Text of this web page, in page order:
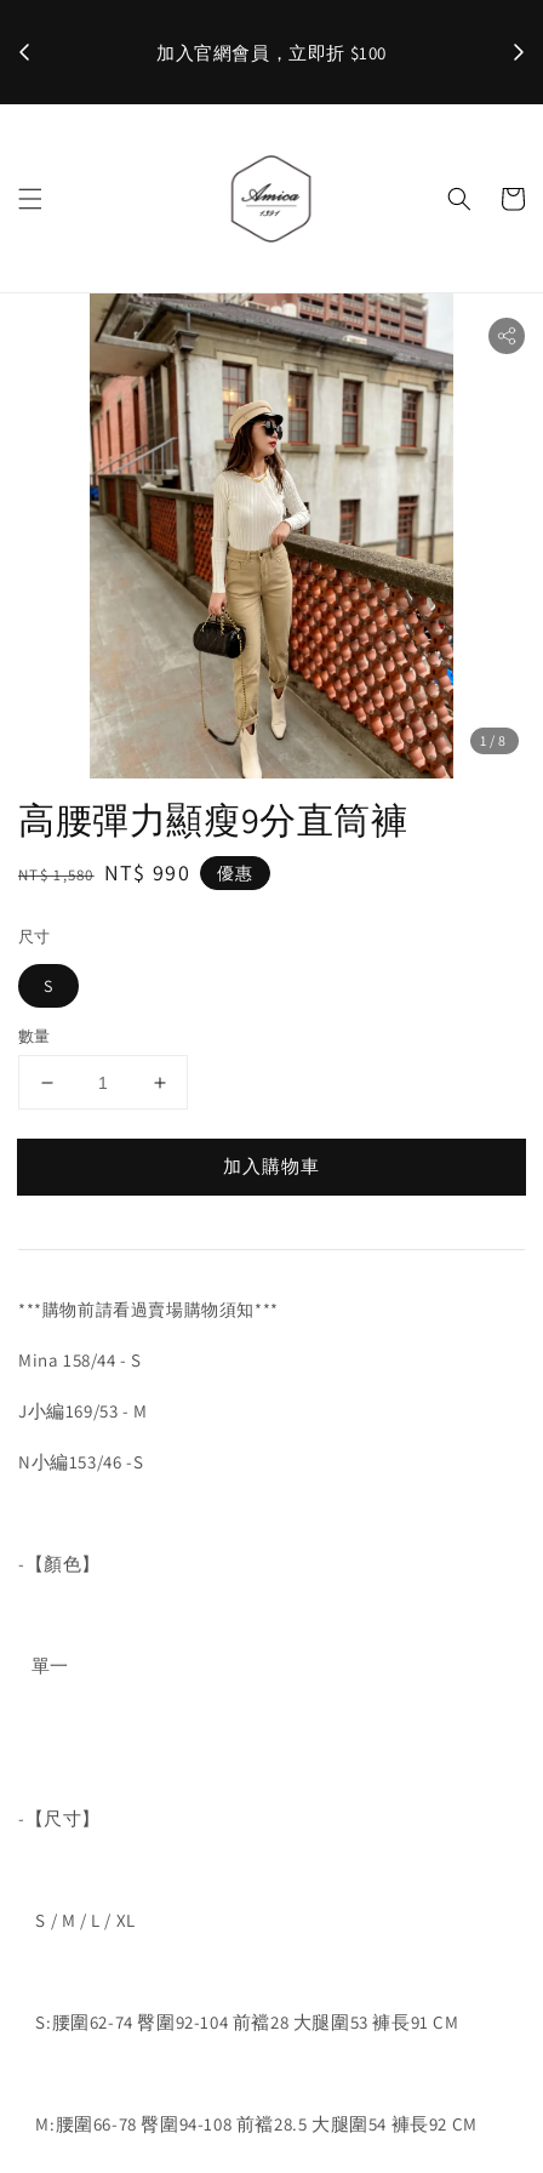
加入官網會員，立即折 $100 ✨
1 /8
高腰彈力顯瘦9分直筒褲
Regular
NT$ 1,580 Sale
NT$ 990 優惠
尺寸
S
數量
加入購物車
***購物前請看過賣場購物須知***
Mina 158/44 - S
J小編169/53 - M
N小編153/46 -S
-【顏色】
單一
-【尺寸】
S / M / L / XL
S:腰圍62-74 臀圍92-104 前襠28 大腿圍53 褲長91 CM
M:腰圍66-78 臀圍94-108 前襠28.5 大腿圍54 褲長92 CM